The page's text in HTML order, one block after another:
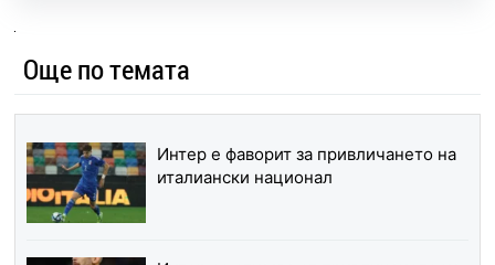
Още по темата
Интер е фаворит за привличането на
италиански национал